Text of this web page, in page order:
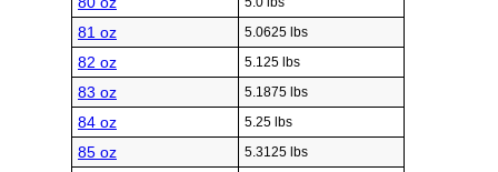
81 oz 5.0625 lbs
82 oz 5.125 lbs
83 oz 5.1875 lbs
84 oz 5.25 lbs
85 oz 5.3125 lbs